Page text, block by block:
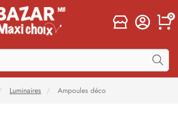
0
Luminaires Ampoules déco